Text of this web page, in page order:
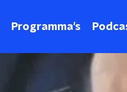
Programma's